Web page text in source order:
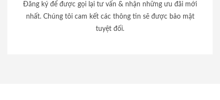
Đăng ký để được gọi lại tư vấn & nhận những ưu đãi mới
nhất. Chúng tôi cam kết các thông tin sẽ được bảo mật
tuyệt đối.